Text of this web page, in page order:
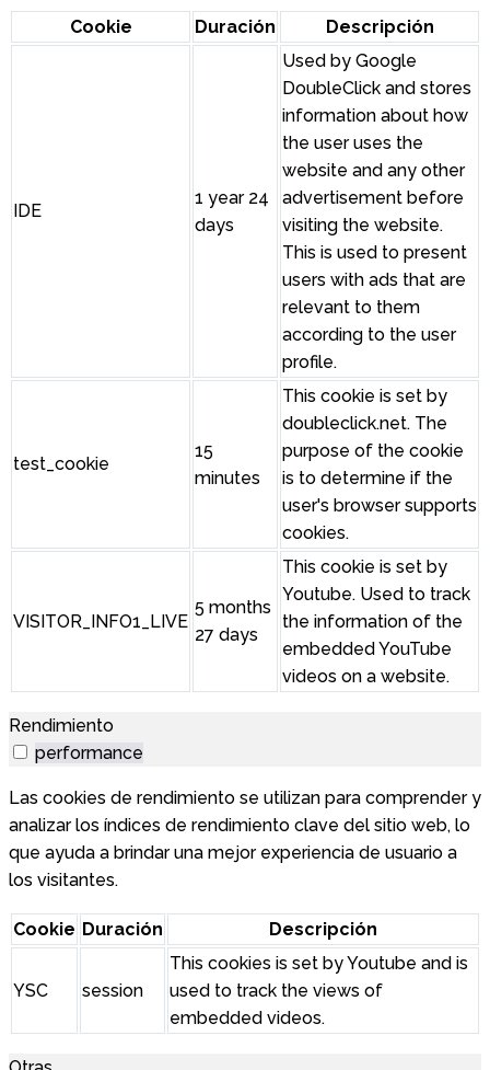
Cookie Duración Descripción
IDE
1 year 24
days
Used by Google
DoubleClick and stores
information about how
the user uses the
website and any other
advertisement before
visiting the website.
This is used to present
users with ads that are
relevant to them
according to the user
profile.
test_cookie
15
minutes
This cookie is set by
doubleclick.net. The
purpose of the cookie
is to determine if the
user's browser supports
cookies.
VISITOR_INFO1_LIVE
5 months
27 days
This cookie is set by
Youtube. Used to track
the information of the
embedded YouTube
videos on a website.
Rendimiento
performance
Las cookies de rendimiento se utilizan para comprender y
analizar los índices de rendimiento clave del sitio web, lo
que ayuda a brindar una mejor experiencia de usuario a
los visitantes.
Cookie Duración Descripción
YSC session
This cookies is set by Youtube and is
used to track the views of
embedded videos.